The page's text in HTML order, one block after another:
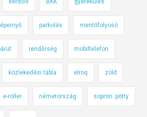
parkolás mentőfolyosó
rendőrség mobiltelefon
közlekedési tábla elroq zöld
e-roller németország sopron. pötty